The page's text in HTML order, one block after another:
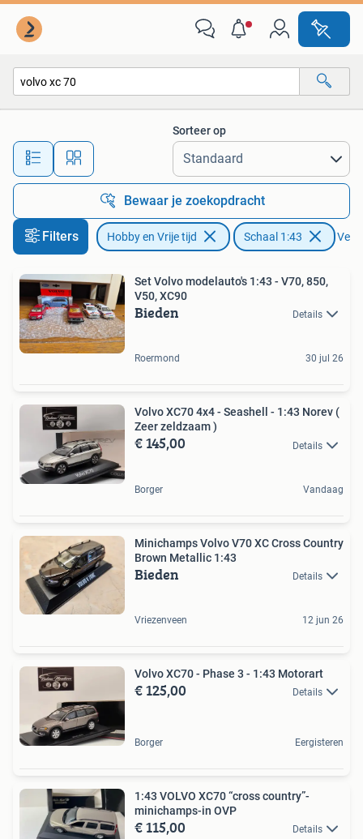
Alle afstanden…
Sorteer op
Bewaar je zoekopdracht
Filters Hobby en Vrije tijd Schaal 1:43
Set Volvo modelauto's 1:43 - V70, 850,
V50, XC90
Bieden Details
Roermond 30 jul 26
Volvo XC70 4x4 - Seashell - 1:43 Norev (
Zeer zeldzaam )
€ 145,00 Details
Borger Vandaag
Minichamps Volvo V70 XC Cross Country
Brown Metallic 1:43
Bieden Details
Vriezenveen 12 jun 26
Volvo XC70 - Phase 3 - 1:43 Motorart
€ 125,00 Details
Borger Eergisteren
1:43 VOLVO XC70 “cross country”-
minichamps-in OVP
€ 115,00 Details